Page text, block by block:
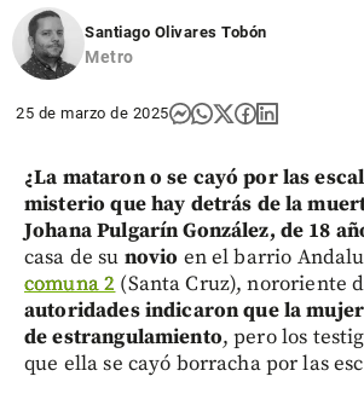
Santiago Olivares Tobón
Metro
25 de marzo de 2025
¿La mataron o se cayó por las
misterio que hay detrás de la
Johana Pulgarín González, de 18
casa de su novio en el barrio
comuna 2 (Santa Cruz), nororiente
autoridades indicaron que la
de estrangulamiento, pero los
que ella se cayó borracha por las